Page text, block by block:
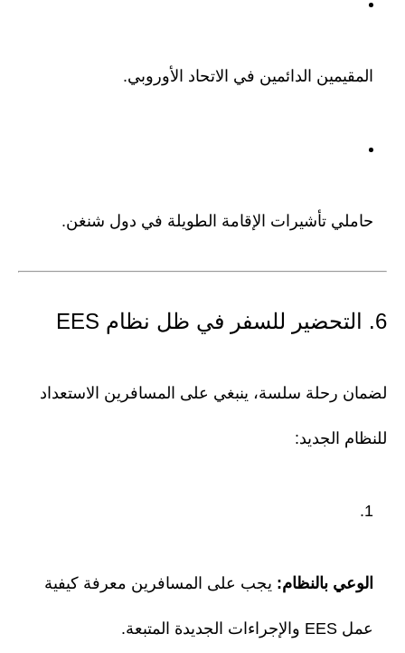
المقيمين الدائمين في الاتحاد الأوروبي.
حاملي تأشيرات الإقامة الطويلة في دول شنغن.
6. التحضير للسفر في ظل نظام EES
لضمان رحلة سلسة، ينبغي على المسافرين الاستعداد
للنظام الجديد:
الوعي بالنظام: يجب على المسافرين معرفة كيفية
عمل EES والإجراءات الجديدة المتبعة.